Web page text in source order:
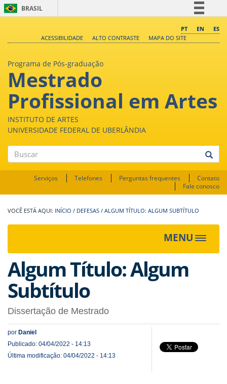
BRASIL
Comunica BR
Canais
PT EN
ES
ACESSIBILIDADE
ALTO CONTRASTE MAPA DO SITE
Programa de Pós-graduação
Mestrado
Profissional em Artes
INSTITUTO DE ARTES
UNIVERSIDADE FEDERAL DE UBERLÂNDIA
Buscar
Serviços Telefones Perguntas frequentes
Contato
Fale conosco
INÍCIO / DEFESAS / ALGUM TÍTULO: ALGUM SUBTÍTULO
MENU
Toggle
Algum Título: Algum
Subtítulo
Dissertação de Mestrado
por Daniel
Publicado: 04/04/2022 - 14:13
Última modificação: 04/04/2022 - 14:13